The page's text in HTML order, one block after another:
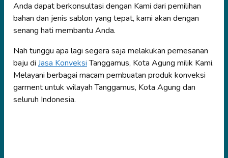
Anda dapat berkonsultasi dengan Kami dari pemilihan
bahan dan jenis sablon yang tepat, kami akan dengan
senang hati membantu Anda.
Nah tunggu apa lagi segera saja melakukan pemesanan
baju di Jasa KonveksiTanggamus, Kota Agung milik Kami.
Melayani berbagai macam pembuatan produk konveksi
garment untuk wilayah Tanggamus, Kota Agung dan
seluruh Indonesia.